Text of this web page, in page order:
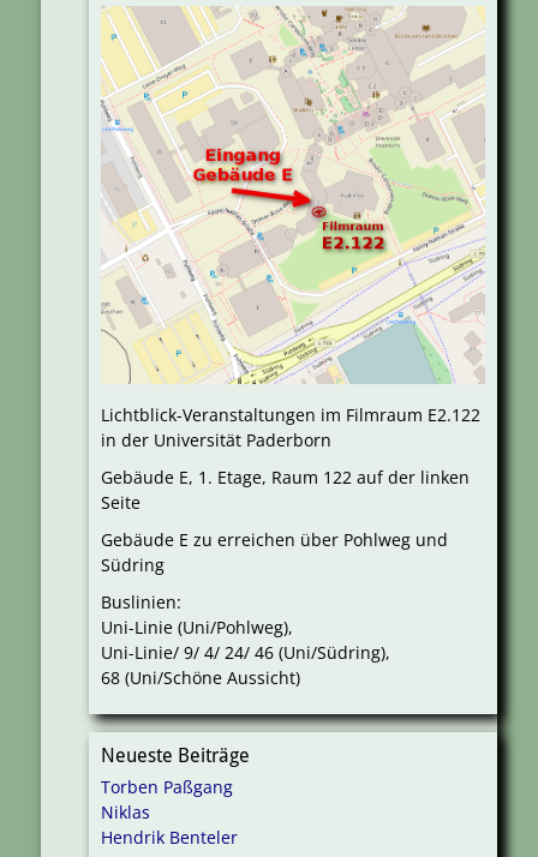
Lichtblick-Veranstaltungen im Filmraum E2.122
in der Universität Paderborn
Gebäude E, 1. Etage, Raum 122 auf der linken
Seite
Gebäude E zu erreichen über Pohlweg und
Südring
Buslinien:
Uni-Linie (Uni/Pohlweg),
Uni-Linie/ 9/ 4/ 24/ 46 (Uni/Südring),
68 (Uni/Schöne Aussicht)
Neueste Beiträge
Torben Paßgang
Niklas
Hendrik Benteler